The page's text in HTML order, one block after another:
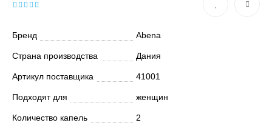
Бренд Abena
Страна производства Дания
Артикул поставщика 41001
Подходят для женщин
Количество капель 2